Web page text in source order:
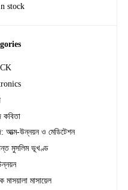
stock
কবিতা
আত্ম-উন্নয়ন ও মেডিটেশন
মুসলিম ভূখণ্ড
মাসয়ালা মাসায়েল